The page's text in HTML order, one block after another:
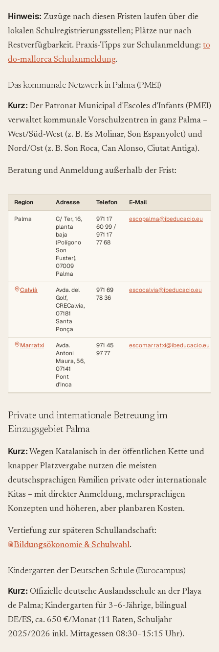
Hinweis: Zuzüge nach diesen Fristen laufen über die
lokalen Schulregistrierungsstellen; Plätze nur nach
Restverfügbarkeit. Praxis-Tipps zur Schulanmeldung: to
do-mallorca Schulanmeldung.
Das kommunale Netzwerk in Palma (PMEI)
Kurz: Der Patronat Municipal d'Escoles d'Infants (PMEI)
verwaltet kommunale Vorschulzentren in ganz Palma –
West/Süd-West (z. B. Es Molinar, Son Espanyolet) und
Nord/Ost (z. B. Son Roca, Can Alonso, Ciutat Antiga).
Beratung und Anmeldung außerhalb der Frist:
Region Adresse Telefon E-Mail
Palma
C/ Ter, 16,
planta
baja
(Polígono
Son
Fuster),
07009
Palma
971 17
60 99 /
971 17
77 68
escopalma@ibeducacio.eu
Calvià
Avda. del
Golf,
CRECalvia,
07181
Santa
Ponça
971 69
78 36
escocalvia@ibeducacio.eu
Marratxí
Avda.
Antoni
Maura, 56,
07141
Pont
d'Inca
971 45
97 77
escomarratxi@ibeducacio.eu
Private und internationale Betreuung im
Einzugsgebiet Palma
Kurz: Wegen Katalanisch in der öffentlichen Kette und
knapper Platzvergabe nutzen die meisten
deutschsprachigen Familien private oder internationale
Kitas – mit direkter Anmeldung, mehrsprachigen
Konzepten und höheren, aber planbaren Kosten.
Vertiefung zur späteren Schullandschaft:
Bildungsökonomie & Schulwahl.
Kindergarten der Deutschen Schule (Eurocampus)
Kurz: Offizielle deutsche Auslandsschule an der Playa
de Palma; Kindergarten für 3–6-Jährige, bilingual
DE/ES, ca. 650 €/Monat (11 Raten, Schuljahr
2025/2026 inkl. Mittagessen 08:30–15:15 Uhr).